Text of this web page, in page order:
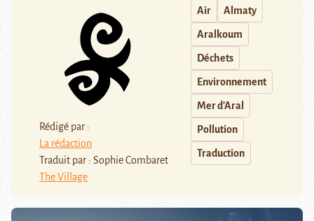
Rédigé par :
La rédaction
Traduit par : Sophie Combaret
The Village
Air Almaty
Aralkoum
Déchets
Environnement
Mer d'Aral
Pollution
Traduction